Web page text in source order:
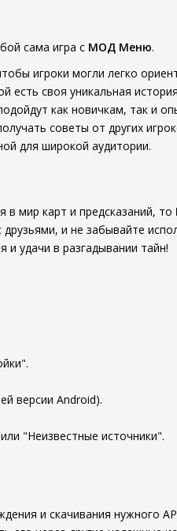
сама игра с МОД Меню.
игроки могли легко
есть своя уникальная
как новичкам, так и
советы от других
для широкой аудитории.
в мир карт и предсказаний, то
и не забывайте
удачи в разгадывании тайн!
версии Android).
"Неизвестные источники".
и скачивания нужного